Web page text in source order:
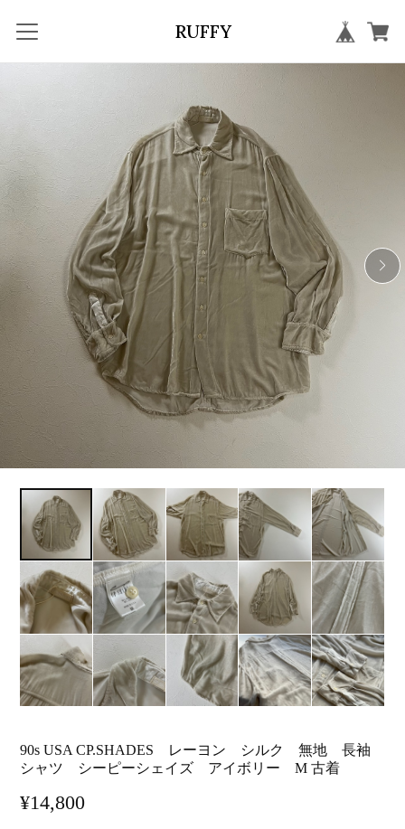
RUFFY
90s USA CP.SHADES レーヨン シルク 無地 長袖
シャツ シーピーシェイズ アイボリー M 古着
¥14,800